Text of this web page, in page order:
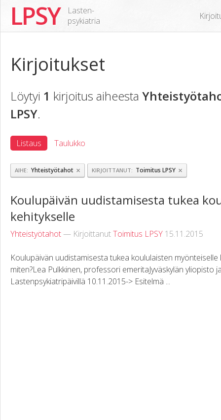
LPSY
Lasten-
psykiatria
Kirjoitukset
Löytyi 1 kirjoitus aiheesta
LPSY.
Listaus Taulukko
AIHE Yhteistyötahot × KIRJOITTANUT Toimitus LPSY ×
Koulupäivän uudistamisesta tukea
kehitykselle
Yhteistyötahot— KirjoittanutToimitus LPSY 15.11.2015
Koulupäivän uudistamisesta tukea koululaisten myönteiselle
miten?Lea Pulkkinen, professori emeritaJyväskylän yliopisto
Lastenpsykiatripäivillä 10.11.2015-> Esitelmä ...